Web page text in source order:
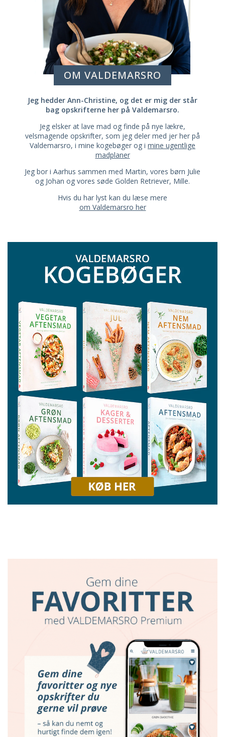
OM VALDEMARSRO
Jeg hedder Ann-Christine, og det er mig der står
bag opskrifterne her på Valdemarsro.
Jeg elsker at lave mad og finde på nye lækre,
velsmagende opskrifter, som jeg deler med jer her på
Valdemarsro, i mine kogebøger og i mine ugentlige
madplaner
Jeg bor i Aarhus sammen med Martin, vores børn Julie
og Johan og vores søde Golden Retriever, Mille.
Hvis du har lyst kan du læse mere
om Valdemarsro her